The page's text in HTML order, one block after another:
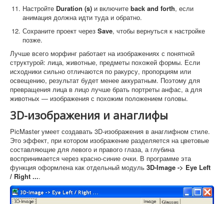
Настройте Duration (s) и включите back and forth, если
анимация должна идти туда и обратно.
Сохраните проект через Save, чтобы вернуться к настройке
позже.
Лучше всего морфинг работает на изображениях с понятной
структурой: лица, животные, предметы похожей формы. Если
исходники сильно отличаются по ракурсу, пропорциям или
освещению, результат будет менее аккуратным. Поэтому для
превращения лица в лицо лучше брать портреты анфас, а для
животных — изображения с похожим положением головы.
3D-изображения и анаглифы
PicMaster умеет создавать 3D-изображения в анаглифном стиле.
Это эффект, при котором изображение разделяется на цветовые
составляющие для левого и правого глаза, а глубина
воспринимается через красно-синие очки. В программе эта
функция оформлена как отдельный модуль 3D-Image -> Eye Left
/ Right ....